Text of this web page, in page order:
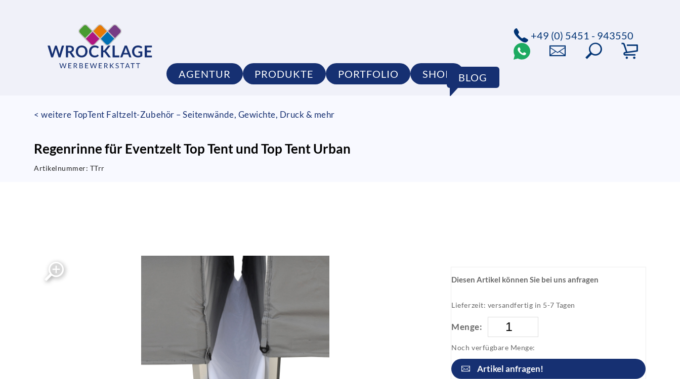
AGENTUR PRODUKTE PORTFOLIO SHOP BLOG
+49 (0) 5451 - 943550
< weitere TopTent Faltzelt-Zubehör – Seitenwände, Gewichte, Druck & mehr
Regenrinne für Eventzelt Top Tent und Top Tent Urban
Artikelnummer: TTrr
Diesen Artikel können Sie bei uns anfragen
Lieferzeit: versandfertig in 5-7 Tagen
Menge:
Noch verfügbare Menge:
Artikel anfragen!